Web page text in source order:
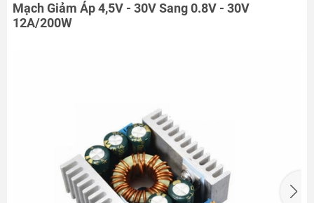
Mạch Giảm Áp 4,5V - 30V Sang 0.8V - 30V
12A/200W